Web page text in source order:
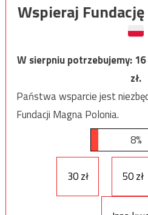
Wspieraj
W sierpniu potrzebujemy:
zł.
Państwa wsparcie jest
Fundacji Magna Polonia.
8%
30 zł 50 zł